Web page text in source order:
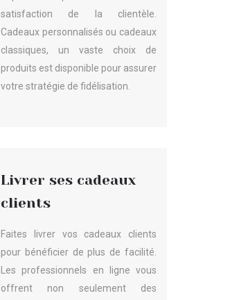
satisfaction de la clientèle.
Cadeaux personnalisés ou cadeaux
classiques, un vaste choix de
produits est disponible pour assurer
votre stratégie de fidélisation.
Livrer ses cadeaux
clients
Faites livrer vos cadeaux clients
pour bénéficier de plus de facilité.
Les professionnels en ligne vous
offrent non seulement des